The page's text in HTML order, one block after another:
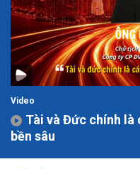
Video
Tài và Đức chính là
bền sâu